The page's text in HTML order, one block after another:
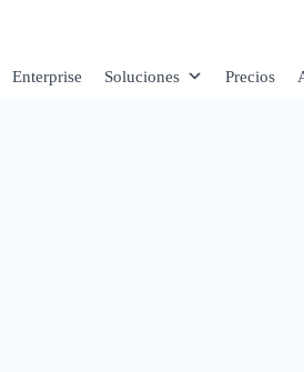
Enterprise Soluciones Precios